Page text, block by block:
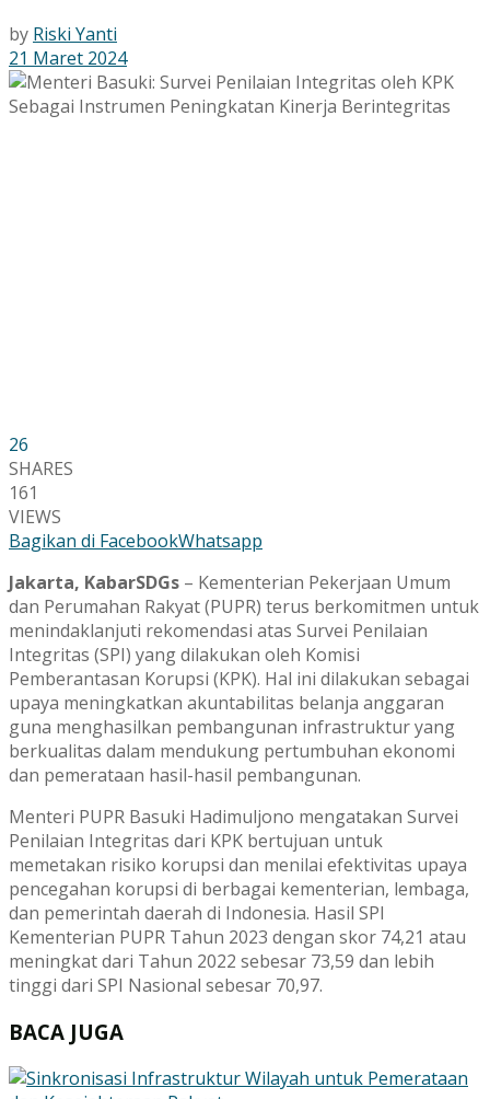
by Riski Yanti
21 Maret 2024
26
SHARES
161
VIEWS
Bagikan di FacebookWhatsapp
Jakarta, KabarSDGs – Kementerian Pekerjaan Umum
dan Perumahan Rakyat (PUPR) terus berkomitmen untuk
menindaklanjuti rekomendasi atas Survei Penilaian
Integritas (SPI) yang dilakukan oleh Komisi
Pemberantasan Korupsi (KPK). Hal ini dilakukan sebagai
upaya meningkatkan akuntabilitas belanja anggaran
guna menghasilkan pembangunan infrastruktur yang
berkualitas dalam mendukung pertumbuhan ekonomi
dan pemerataan hasil-hasil pembangunan.
Menteri PUPR Basuki Hadimuljono mengatakan Survei
Penilaian Integritas dari KPK bertujuan untuk
memetakan risiko korupsi dan menilai efektivitas upaya
pencegahan korupsi di berbagai kementerian, lembaga,
dan pemerintah daerah di Indonesia. Hasil SPI
Kementerian PUPR Tahun 2023 dengan skor 74,21 atau
meningkat dari Tahun 2022 sebesar 73,59 dan lebih
tinggi dari SPI Nasional sebesar 70,97.
BACA JUGA